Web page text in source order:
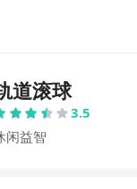
道滚球
3.5
闲益智